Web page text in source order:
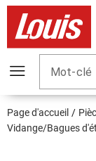
Mot-clé
Page d'accueil
Vidange/Bagues